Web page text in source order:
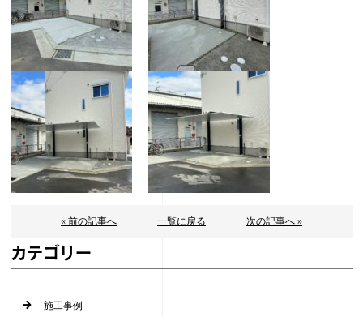
« 前の記事へ 一覧に戻る 次の記事へ »
カテゴリー
施工事例